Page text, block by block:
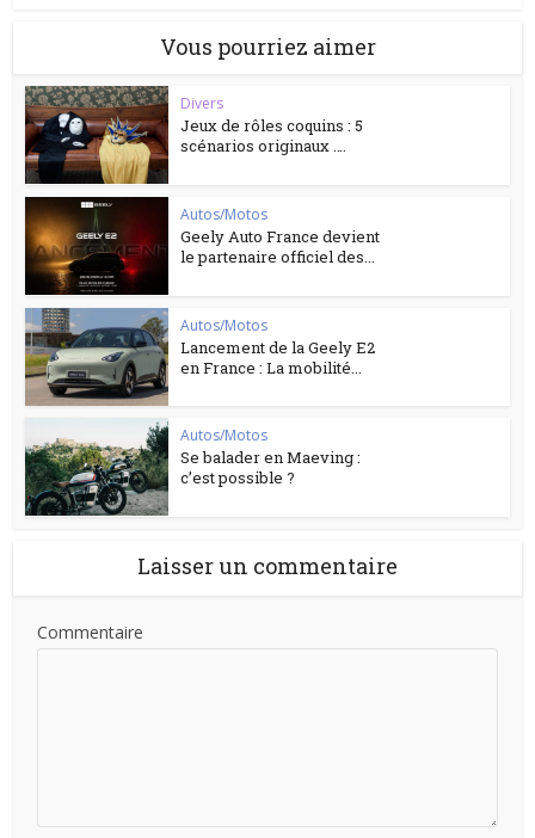
Vous pourriez aimer
Divers
Jeux de rôles coquins : 5
scénarios originaux ….
Autos/Motos
Geely Auto France devient
le partenaire officiel des...
Autos/Motos
Lancement de la Geely E2
en France : La mobilité...
Autos/Motos
Se balader en Maeving :
c’est possible ?
Laisser un commentaire
Commentaire